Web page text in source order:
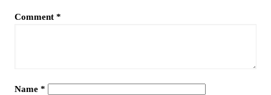
Comment *
Name *